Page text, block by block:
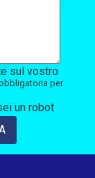
sul vostro
per
un robot